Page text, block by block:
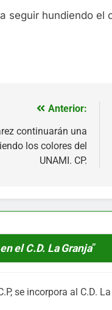
seguir hundiendo el
Anterior:
continuarán una
los colores del
UNAMI. CP.
el C.D. La Granja”
se incorpora al C.D.